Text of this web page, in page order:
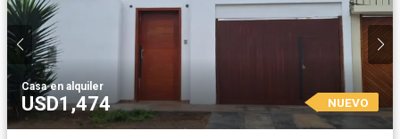
Casa·en alquiler
USD1,474 NUEVO